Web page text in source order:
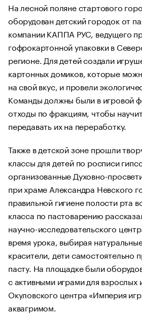
На лесной поляне стартового
оборудован детский городок от
компании КАППА РУС, ведущего
гофрокартонной упаковки в
регионе. Для детей создали
картонных домиков, которые
на свой вкус, и провели
Команды должны были в игровой
отходы по фракциям, чтобы
передавать их на переработку.
Также в детской зоне прошли
классы для детей по росписи
организованные Духовно-
при храме Александра Невского
правильной гигиене полости рта
класса по пастоварению
научно-исследовательского
время урока, выбирая
красители, дети самостоятельно
пасту. На площадке были
с активными играми для взрослых
Окуловского центра «Империя
аквагримом.